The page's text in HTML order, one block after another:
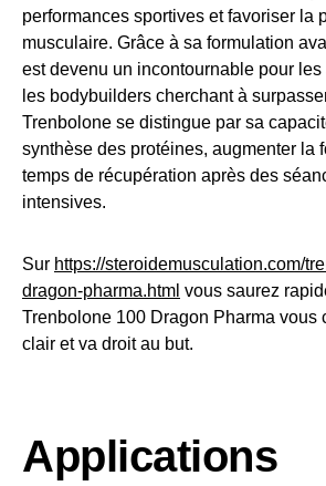
performances sportives et favoriser la
musculaire. Grâce à sa formulation
est devenu un incontournable pour
les bodybuilders cherchant à
Trenbolone se distingue par sa
synthèse des protéines, augmenter la
temps de récupération après des
intensives.
Sur https://steroidemusculation.com/
dragon-pharma.html vous saurez
Trenbolone 100 Dragon Pharma vous
clair et va droit au but.
Applications